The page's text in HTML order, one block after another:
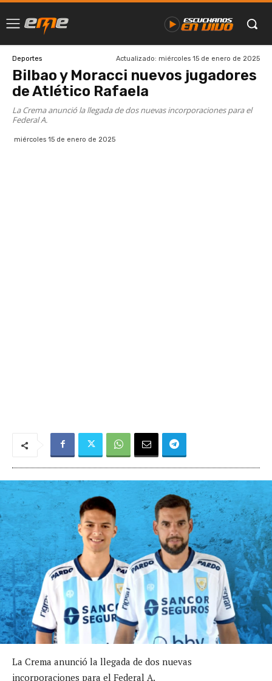
Deportes Actualizado: miércoles 15 de enero de 2025
Bilbao y Moracci nuevos jugadores
de Atlético Rafaela
La Crema anunció la llegada de dos nuevas incorporaciones para el
Federal A.
miércoles 15 de enero de 2025
La Crema anunció la llegada de dos nuevas
incorporaciones para el Federal A.